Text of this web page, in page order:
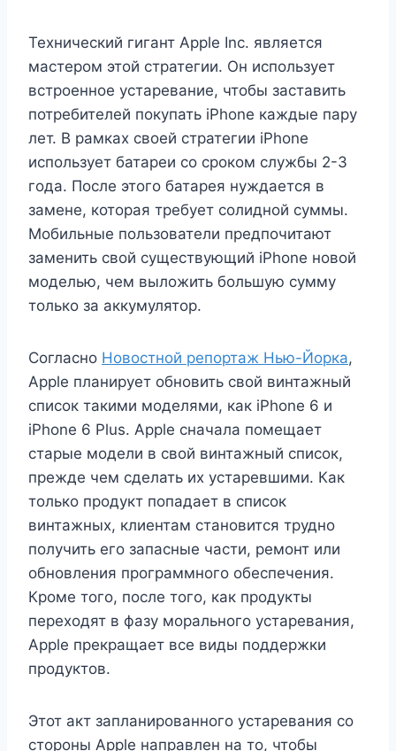
Технический гигант Apple Inc. является
мастером этой стратегии. Он использует
встроенное устаревание, чтобы заставить
потребителей покупать iPhone каждые пару
лет. В рамках своей стратегии iPhone
использует батареи со сроком службы 2-3
года. После этого батарея нуждается в
замене, которая требует солидной суммы.
Мобильные пользователи предпочитают
заменить свой существующий iPhone новой
моделью, чем выложить большую сумму
только за аккумулятор.
Согласно Новостной репортаж Нью-Йорка,
Apple планирует обновить свой винтажный
список такими моделями, как iPhone 6 и
iPhone 6 Plus. Apple сначала помещает
старые модели в свой винтажный список,
прежде чем сделать их устаревшими. Как
только продукт попадает в список
винтажных, клиентам становится трудно
получить его запасные части, ремонт или
обновления программного обеспечения.
Кроме того, после того, как продукты
переходят в фазу морального устаревания,
Apple прекращает все виды поддержки
продуктов.
Этот акт запланированного устаревания со
стороны Apple направлен на то, чтобы